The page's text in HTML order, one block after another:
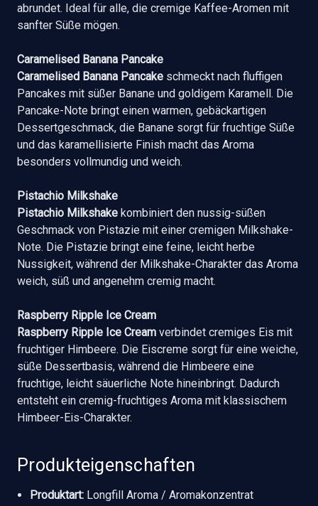
abrundet. Ideal für alle, die cremige Kaffee-Aromen mit
sanfter Süße mögen.
Caramelised Banana Pancake
Caramelised Banana Pancake schmeckt nach fluffigen
Pancakes mit süßer Banane und goldigem Karamell. Die
Pancake-Note bringt einen warmen, gebäckartigen
Dessertgeschmack, die Banane sorgt für fruchtige Süße
und das karamellisierte Finish macht das Aroma
besonders vollmundig und weich.
Pistachio Milkshake
Pistachio Milkshake kombiniert den nussig-süßen
Geschmack von Pistazie mit einer cremigen Milkshake-
Note. Die Pistazie bringt eine feine, leicht herbe
Nussigkeit, während der Milkshake-Charakter das Aroma
weich, süß und angenehm cremig macht.
Raspberry Ripple Ice Cream
Raspberry Ripple Ice Cream verbindet cremiges Eis mit
fruchtiger Himbeere. Die Eiscreme sorgt für eine weiche,
süße Dessertbasis, während die Himbeere eine
fruchtige, leicht säuerliche Note hineinbringt. Dadurch
entsteht ein cremig-fruchtiges Aroma mit klassischem
Himbeer-Eis-Charakter.
Produkteigenschaften
Produktart: Longfill Aroma / Aromakonzentrat